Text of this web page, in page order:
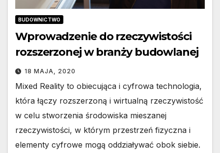
BUDOWNICTWO
Wprowadzenie do rzeczywistości
rozszerzonej w branży budowlanej
18 MAJA, 2020
Mixed Reality to obiecująca i cyfrowa technologia,
która łączy rozszerzoną i wirtualną rzeczywistość
w celu stworzenia środowiska mieszanej
rzeczywistości, w którym przestrzeń fizyczna i
elementy cyfrowe mogą oddziaływać obok siebie.